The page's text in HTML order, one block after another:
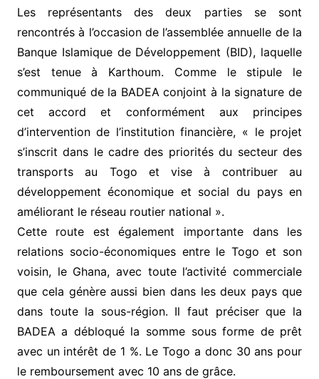
Les représentants des deux parties se sont
rencontrés à l’occasion de l’assemblée annuelle de la
Banque Islamique de Développement (BID), laquelle
s’est tenue à Karthoum. Comme le stipule le
communiqué de la BADEA conjoint à la signature de
cet accord et conformément aux principes
d’intervention de l’institution financière, « le projet
s’inscrit dans le cadre des priorités du secteur des
transports au Togo et vise à contribuer au
développement économique et social du pays en
améliorant le réseau routier national ».
Cette route est également importante dans les
relations socio-économiques entre le Togo et son
voisin, le Ghana, avec toute l’activité commerciale
que cela génère aussi bien dans les deux pays que
dans toute la sous-région. Il faut préciser que la
BADEA a débloqué la somme sous forme de prêt
avec un intérêt de 1 %. Le Togo a donc 30 ans pour
le remboursement avec 10 ans de grâce.